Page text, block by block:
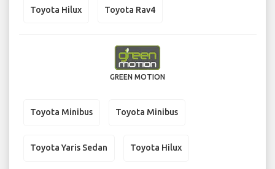
Toyota Hilux Toyota Rav4
GREEN MOTION
Toyota Minibus Toyota Minibus
Toyota Yaris Sedan Toyota Hilux